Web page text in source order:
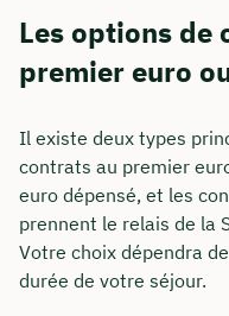
Les options de
premier euro
Il existe deux types
contrats au premier
euro dépensé, et les
prennent le relais de la
Votre choix dépendra
durée de votre séjour.